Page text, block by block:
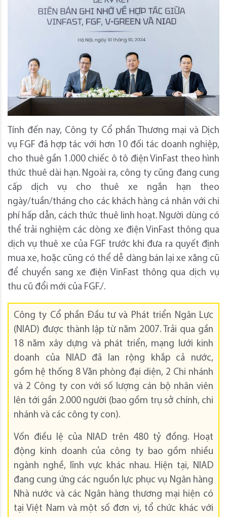
Tính đến nay, Công ty Cổ phần Thương mại và Dịch
vụ FGF đã hợp tác với hơn 10 đối tác doanh nghiệp,
cho thuê gần 1.000 chiếc ô tô điện VinFast theo hình
thức thuê dài hạn. Ngoài ra, công ty cũng đang cung
cấp dịch vụ cho thuê xe ngắn hạn theo
ngày/tuần/tháng cho các khách hàng cá nhân với chi
phí hấp dẫn, cách thức thuê linh hoạt. Người dùng có
thể trải nghiệm các dòng xe điện VinFast thông qua
dịch vụ thuê xe của FGF trước khi đưa ra quyết định
mua xe, hoặc cũng có thể dễ dàng bán lại xe xăng cũ
để chuyển sang xe điện VinFast thông qua dịch vụ
thu cũ đổi mới của FGF./.
Công ty Cổ phần Đầu tư và Phát triển Ngân Lực
(NIAD) được thành lập từ năm 2007. Trải qua gần
18 năm xây dựng và phát triển, mạng lưới kinh
doanh của NIAD đã lan rộng khắp cả nước,
gồm hệ thống 8 Văn phòng đại diện, 2 Chi nhánh
và 2 Công ty con với số lượng cán bộ nhân viên
lên tới gần 2.000 người (bao gồm trụ sở chính, chi
nhánh và các công ty con).
Vốn điều lệ của NIAD trên 480 tỷ đồng. Hoạt
động kinh doanh của công ty bao gồm nhiều
ngành nghề, lĩnh vực khác nhau. Hiện tại, NIAD
đang cung ứng các nguồn lực phục vụ Ngân hàng
Nhà nước và các Ngân hàng thương mại hiện có
tại Việt Nam và một số đơn vị, tổ chức khác với